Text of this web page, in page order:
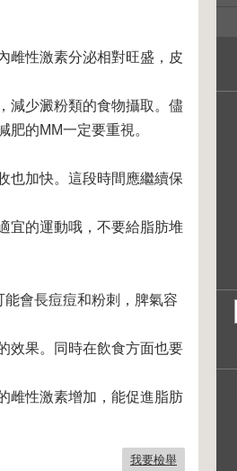
雌性激素分泌相對旺盛，皮
減少澱粉類的食物攝取。儘
的MM一定要重視。
也加快。這段時間應繼續保
宜的運動哦，不要給脂肪堆
會長痘痘和粉刺，脾氣容
效果。同時在飲食方面也要
雌性激素增加，能促進脂肪
我要檢舉